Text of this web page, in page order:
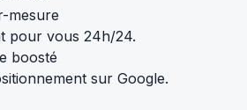
mesure
pour vous 24h/24.
boosté
sur Google.